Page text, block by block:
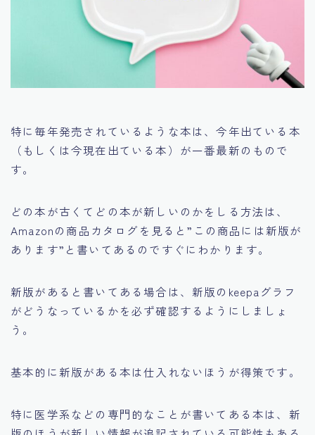
特に毎年発売されているような本は、今年出ている本
（もしくは今現在出ている本）が一番最新のもので
す。
どの本が古くてどの本が新しいのかをしる方法は、
Amazonの商品カタログを見ると”この商品には新版が
あります” と書いてあるのですぐにわかります。
新版があると書いてある場合は、新版のkeepaグラフ
がどうなっているかを必ず確認するようにしましょ
う。
基本的に新版がある本は仕入れないほうが得策です。
特に医学系などの専門的なことが書いてある本は、新